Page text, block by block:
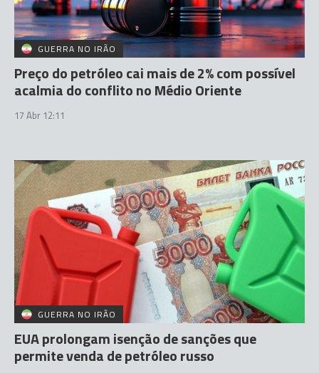
GUERRA NO IRÃO
Preço do petróleo cai mais de 2% com possível
acalmia do conflito no Médio Oriente
17 Abr 12:11
GUERRA NO IRÃO
EUA prolongam isenção de sanções que
permite venda de petróleo russo